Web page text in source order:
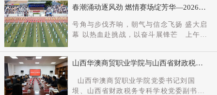
记、督导专员职务。省委教育工委主持日
常工作的副书记（正厅长级），省教育厅
党组成员、副厅长王军出席会议并讲话。
新任党委书记杨明军同志、理事长刘耀国
分别作表态发言，刘国垠同志主持会议。
省委组织部干部六处、省委教育工委组织
领导班子成员、中层干部及教师代表参加
会议。
春潮涌动逐风劲 燃情赛场绽芳华—2026年
号角与步伐齐响，朝气与信念飞扬 盛大启
幕 以热血赴挑战，以奋斗展锋芒 上午9
扬，国旗护卫队整齐着装、身姿挺拔、精
神抖擞，护送五星红旗庄严入场，鲜红的
旗帜在春日暖阳下熠熠生辉，彰显着华澳
山西华澳商贸职业学院与山西省财政税务
建和思想政治工作结对共建协议
山西华澳商贸职业学院党委书记刘国
垠、山西省财政税务专科学校党委副书记